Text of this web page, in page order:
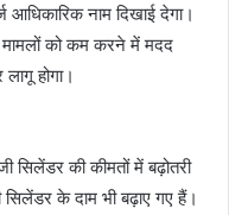
आधिकारिक नाम दिखाई देगा।
को कम करने में मदद
होगा।
सिलेंडर की कीमतों में बढ़ोतरी
के दाम भी बढ़ाए गए हैं।